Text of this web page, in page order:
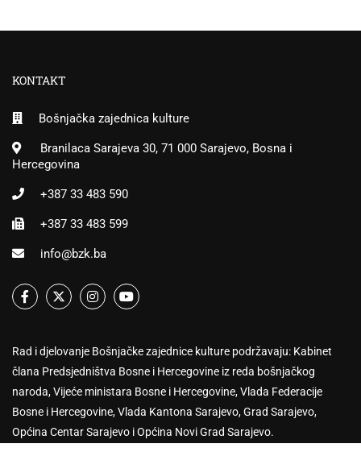
KONTAKT
Bošnjačka zajednica kulture
Branilaca Sarajeva 30, 71 000 Sarajevo, Bosna i
Hercegovina
+387 33 483 590
+387 33 483 599
info@bzk.ba
Rad i djelovanje Bošnjačke zajednice kulture podržavaju: Kabinet
člana Predsjedništva Bosne i Hercegovine iz reda bošnjačkog
naroda, Vijeće ministara Bosne i Hercegovine, Vlada Federacije
Bosne i Hercegovine, Vlada Kantona Sarajevo, Grad Sarajevo,
Općina Centar Sarajevo i Općina Novi Grad Sarajevo.